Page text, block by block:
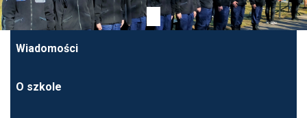
Wiadomości
O szkole